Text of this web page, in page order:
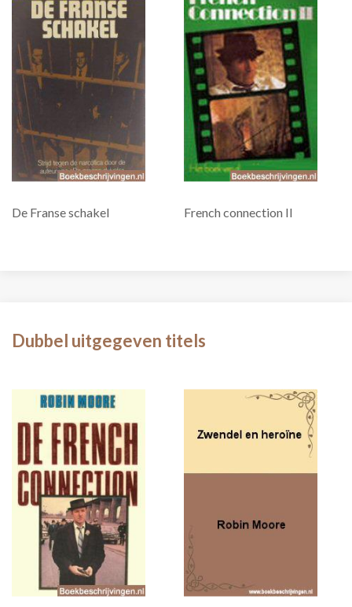
De Franse schakel French connection II
Dubbel uitgegeven titels